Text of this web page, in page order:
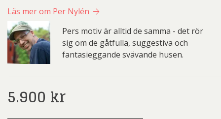
Läs mer om Per Nylén
Pers motiv är alltid de samma - det rör
sig om de gåtfulla, suggestiva och
fantasieggande svävande husen.
5.900 kr